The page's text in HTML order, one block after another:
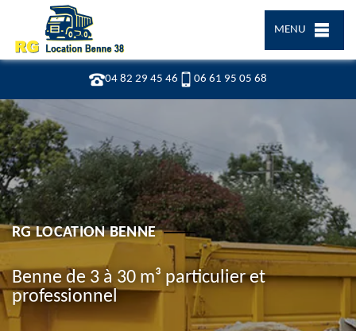
04 82 29 45 46 06 61 95 05 68
MENU
RG LOCATION BENNE
Benne de 3 à 30 m³ particulier et
professionnel